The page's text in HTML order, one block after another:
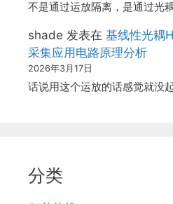
不是通过运放隔离，是通过光耦
shade 发表在 基线性光耦
采集应用电路原理分析
2026年3月17日
话说用这个运放的话感觉就没
分类